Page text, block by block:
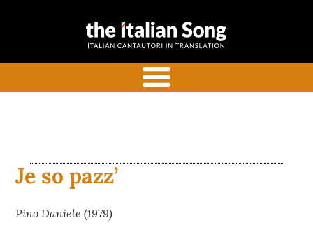
the italian
commentate in inglese
Je so pazz’
Pino Daniele (1979)